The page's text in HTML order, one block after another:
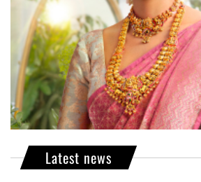
Latest news